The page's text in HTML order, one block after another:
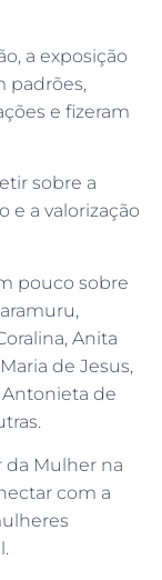
a exposição
padrões,
e fizeram
sobre a
e a valorização
pouco sobre
Anita
de Jesus,
Antonieta de
da Mulher na
com a